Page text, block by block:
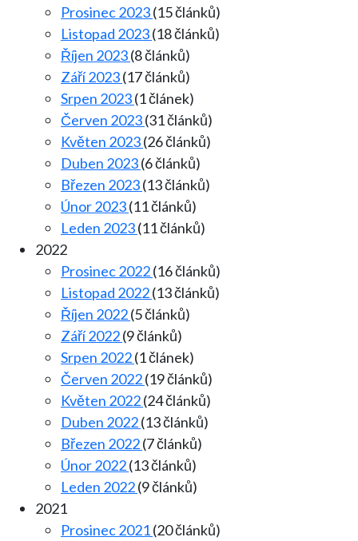
Prosinec 2023(15 článků)
Listopad 2023(18 článků)
Říjen 2023(8 článků)
Září 2023(17 článků)
Srpen 2023(1 článek)
Červen 2023(31 článků)
Květen 2023(26 článků)
Duben 2023(6 článků)
Březen 2023(13 článků)
Únor 2023(11 článků)
Leden 2023(11 článků)
2022
Prosinec 2022(16 článků)
Listopad 2022(13 článků)
Říjen 2022(5 článků)
Září 2022(9 článků)
Srpen 2022(1 článek)
Červen 2022(19 článků)
Květen 2022(24 článků)
Duben 2022(13 článků)
Březen 2022(7 článků)
Únor 2022(13 článků)
Leden 2022(9 článků)
2021
Prosinec 2021(20 článků)